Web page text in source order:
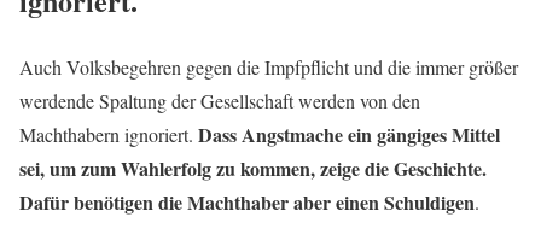
Auch Volksbegehren gegen die Impfpflicht und die immer größer
werdende Spaltung der Gesellschaft werden von den
Machthabern ignoriert. Dass Angstmache ein gängiges Mittel
sei, um zum Wahlerfolg zu kommen, zeige die Geschichte.
Dafür benötigen die Machthaber aber einen Schuldigen.